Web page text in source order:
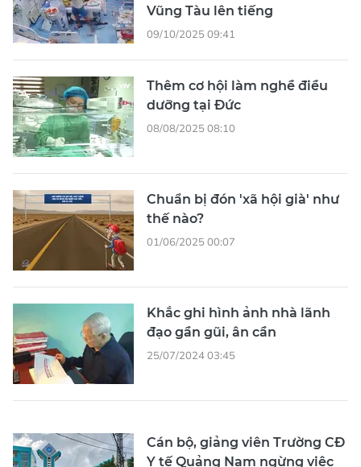
Vũng Tàu lên tiếng
09/10/2025 09:41
Thêm cơ hội làm nghề điều
dưỡng tại Đức
08/08/2025 08:10
Chuẩn bị đón 'xã hội già' như
thế nào?
01/06/2025 00:07
Khắc ghi hình ảnh nhà lãnh
đạo gần gũi, ân cần
25/07/2024 03:45
Cán bộ, giảng viên Trường CĐ
Y tế Quảng Nam ngừng việc